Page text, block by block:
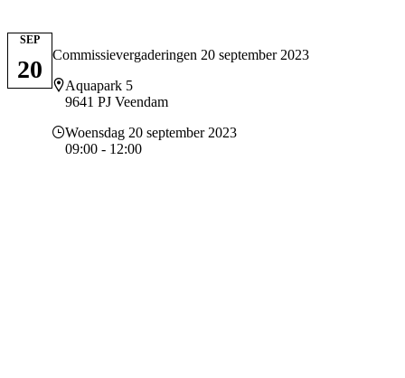
Commissievergaderingen 20 september 2023
Locatie
Aquapark 5
9641 PJ Veendam
Datum en tijd
Woensdag 20 september 2023
09:00 - 12:00
SEP
20